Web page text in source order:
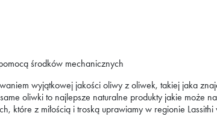
środków mechanicznych
wyjątkowej jakości oliwy z oliwek, takiej jaka
oliwki to najlepsze naturalne produkty jakie może
które z miłością i troską uprawiamy w regionie